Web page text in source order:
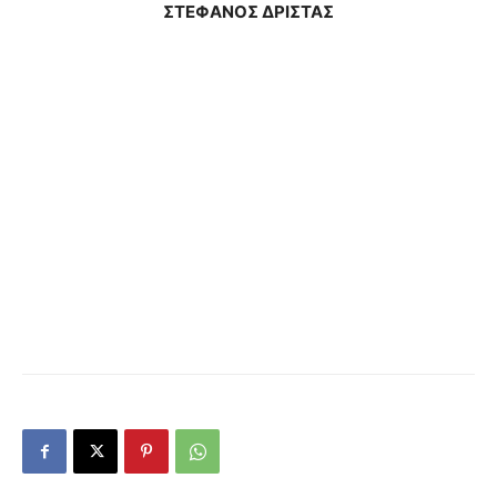
ΣΤΕΦΑΝΟΣ ΔΡΙΣΤΑΣ